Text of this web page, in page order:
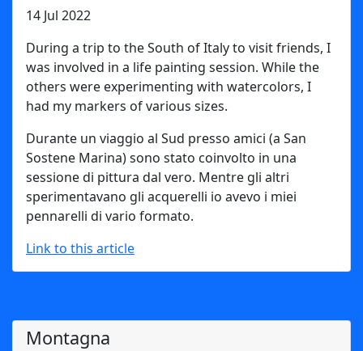
14 Jul 2022
During a trip to the South of Italy to visit friends, I
was involved in a life painting session. While the
others were experimenting with watercolors, I
had my markers of various sizes.
Durante un viaggio al Sud presso amici (a San
Sostene Marina) sono stato coinvolto in una
sessione di pittura dal vero. Mentre gli altri
sperimentavano gli acquerelli io avevo i miei
pennarelli di vario formato.
Link to this article
Montagna